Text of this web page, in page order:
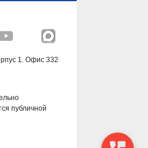
1. Офис 332
публичной